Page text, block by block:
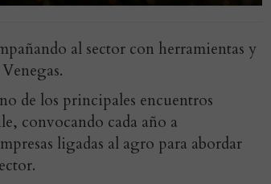
al sector con herramientas y
de los principales encuentros
convocando cada año a
ligadas al agro para abordar